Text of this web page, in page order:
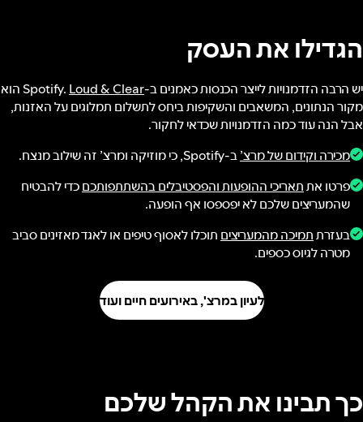
הגדילו את העסק
יש הרבה הזדמנויות לייצר הכנסות כאמנים ב-Spotify.Loud & Clear
הוא
מקור הנתונים, המשאבים והשקיפות ביחס לתשלום תמלוגים על האזנות,
אבל הנה עוד כמה הזדמנויות שכדאי לחקור.
מכירה וקידום של מרצ’ב-Spotify, כי מוזיקה ומרצ’ זה שילוב מנצח.
פרטו אתתאריכי ההופעות והפסטיבלים בהשתתפותכםכדי להבטיח
שהמעריצים שלכם לא יפספסו אף הופעה.
בעזרתתמיכה מהמעריצים תוכלו לאסוף טיפים או לאגד מאזינים סביב
מטרה לגיוס כספים.
לעיון במרצ', באירועים חיים ועוד
כך תבינו את הקהל שלכם